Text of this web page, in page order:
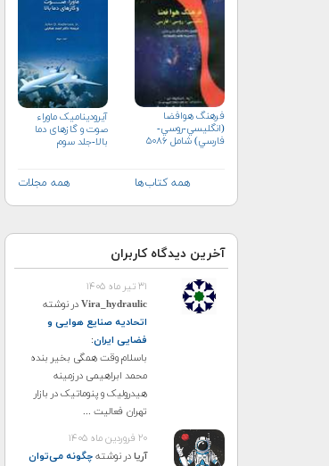
فرهنگ هوافضا
(انگليسي-روسي-
فارسي) شامل ۵۰۸۶
آیرودینامیک ماوراء
صوت و گازهای دما
بالا-جلد سوم
همه کتاب‌ها همه مجلات
آخرین دیدگاه کاربران
۳۱ تیر ماه ۱۴۰۵
Vira_hydraulicدر نوشته
اتحادیه صنایع هوایی و
فضایی ایران:
باسلام وقت همگی بخیر بنده
محمد ابراهیمی درزمینه
هیدرولیک و پنوماتیک در بازار
تهران فعالیت ...
۲۰ فروردین ماه ۱۴۰۵
آریادر نوشتهچگونه می‌توان